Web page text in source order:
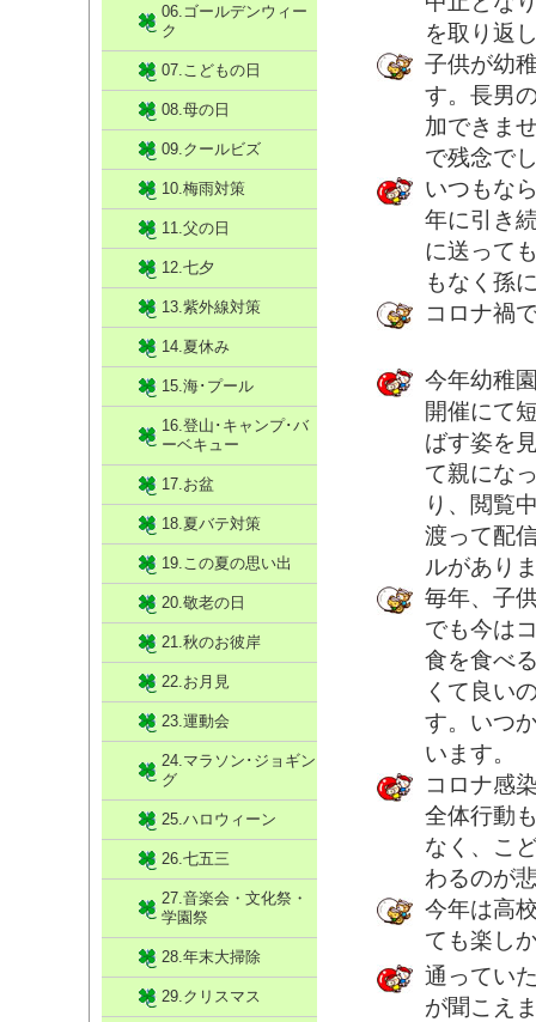
を取り返
子供が幼
す。長男
加できま
で残念で
いつもな
年に引き
に送って
もなく孫
コロナ禍
今年幼稚
開催にて
ばす姿を
て親にな
り、閲覧
渡って配
ルがあり
毎年、子
でも今は
食を食べ
くて良い
す。いつ
います。
コロナ感
全体行動
なく、こ
わるのが
今年は高
ても楽し
通ってい
が聞こえ
06.ゴールデンウィー
ク
07.こどもの日
08.母の日
09.クールビズ
10.梅雨対策
11.父の日
12.七夕
13.紫外線対策
14.夏休み
15.海･プール
16.登山･キャンプ･バ
ーベキュー
17.お盆
18.夏バテ対策
19.この夏の思い出
20.敬老の日
21.秋のお彼岸
22.お月見
23.運動会
24.マラソン･ジョギン
グ
25.ハロウィーン
26.七五三
27.音楽会・文化祭・
学園祭
28.年末大掃除
29.クリスマス